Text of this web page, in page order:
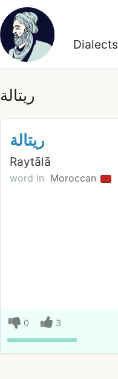
Dialects
ريتالة
ريتالة
Raytālā
word in Moroccan
0
3